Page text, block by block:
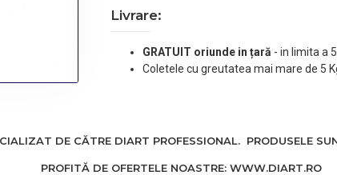
Livrare:
GRATUIT oriunde in țară - in limita a
Coletele cu greutatea mai mare de 5
DE CĂTRE DIART PROFESSIONAL. PRODUSELE
PROFITĂ DE OFERTELE NOASTRE: WWW.DIART.RO